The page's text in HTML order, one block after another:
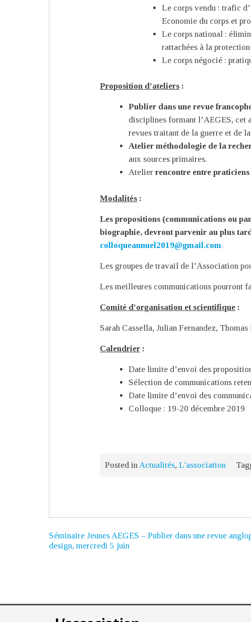
Le corps vendu : trafic
Economie du corps et
Le corps national :
rattachées à la
Le corps négocié :
Proposition d’ateliers :
Publier dans une revue
disciplines formant l’AEGES, cet
revues traitant de la guerre et de
Atelier méthodologie de la
aux sources primaires.
Atelierrencontre entre
Modalités :
Les propositions (communications ou
biographie, devront parvenir au plus
colloqueannuel2019@gmail.com
Les groupes de travail de l’Association
Les meilleures communications pourront
Comité d’organisation et scientifique :
Sarah Cassella, Julian Fernandez,
Calendrier :
Date limite d’envoi des
Sélection de communications
Date limite d’envoi des
Colloque : 19-20 décembre 2019
Posted inActualités,L'association
Séminaire Jeunes AEGES – Publier dans une revue
design, mercredi 5 juin